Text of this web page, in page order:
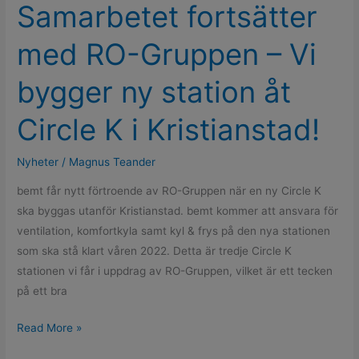
Samarbetet fortsätter
med RO-Gruppen – Vi
bygger ny station åt
Circle K i Kristianstad!
Nyheter / Magnus Teander
bemt får nytt förtroende av RO-Gruppen när en ny Circle K
ska byggas utanför Kristianstad. bemt kommer att ansvara för
ventilation, komfortkyla samt kyl & frys på den nya stationen
som ska stå klart våren 2022. Detta är tredje Circle K
stationen vi får i uppdrag av RO-Gruppen, vilket är ett tecken
på ett bra
K
Kristianstad!
Read More »